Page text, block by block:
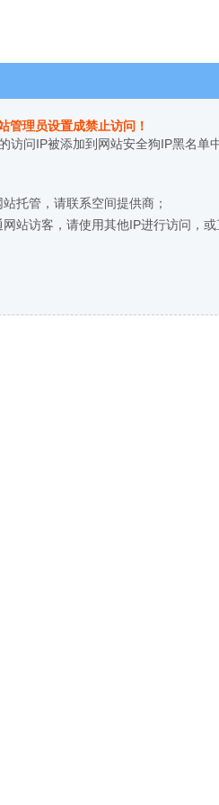
管理员设置成禁止访问！
访问IP被添加到网站安全狗IP黑名单
托管，请联系空间提供商；
网站访客，请使用其他IP进行访问，或